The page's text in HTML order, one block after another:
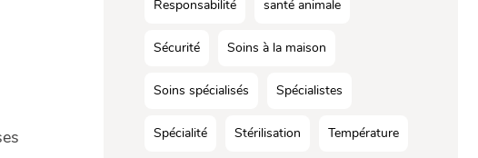
Responsabilité santé animale
Sécurité Soins à la maison
Soins spécialisés Spécialistes
Spécialité Stérilisation Température